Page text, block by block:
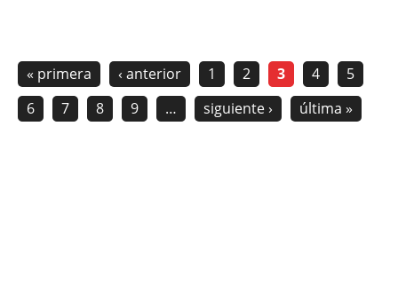
« primera ‹ anterior 1 2 3 4
5
6
7 8 9 … siguiente › última »